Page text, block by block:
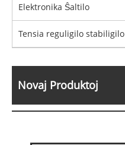
Elektronika Ŝaltilo
Tensia reguligilo stabiligilo
Novaj Produktoj